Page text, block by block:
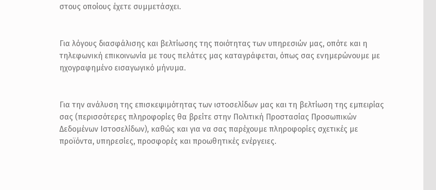
στους οποίους έχετε συμμετάσχει.
Για λόγους διασφάλισης και βελτίωσης της ποιότητας των υπηρεσιών μας, οπότε και η
τηλεφωνική επικοινωνία με τους πελάτες μας καταγράφεται, όπως σας ενημερώνουμε με
ηχογραφημένο εισαγωγικό μήνυμα.
Για την ανάλυση της επισκεψιμότητας των ιστοσελίδων μας και τη βελτίωση της εμπειρίας
σας (περισσότερες πληροφορίες θα βρείτε στην Πολιτική Προστασίας Προσωπικών
Δεδομένων Ιστοσελίδων), καθώς και για να σας παρέχουμε πληροφορίες σχετικές με
προϊόντα, υπηρεσίες, προσφορές και προωθητικές ενέργειες.